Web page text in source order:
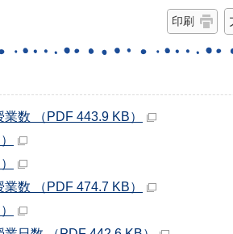
印刷
数 （PDF 443.9 KB）
数 （PDF 474.7 KB）